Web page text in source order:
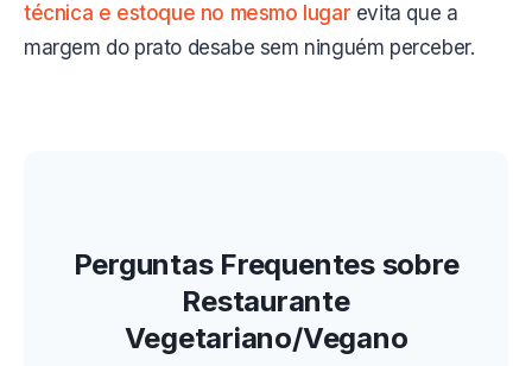
técnica e estoque no mesmo lugar evita que a
margem do prato desabe sem ninguém perceber.
Perguntas Frequentes sobre
Restaurante
Vegetariano/Vegano